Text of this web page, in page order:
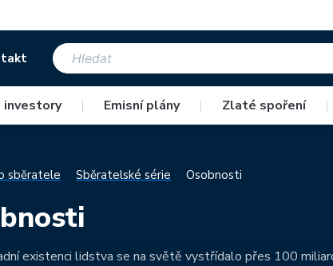
investory | Emisní plány | Zlaté spoření |
sběratele Sběratelské série Osobnosti
existenci lidstva se na světě vystřídalo přes 100